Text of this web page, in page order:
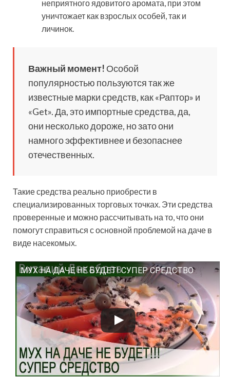
неприятного ядовитого аромата, при этом
уничтожает как взрослых особей, так и
личинок.
Важный момент! Особой
популярностью пользуются так же
известные марки средств, как «Раптор» и
«Get». Да, это импортные средства, да,
они несколько дороже, но зато они
намного эффективнее и безопаснее
отечественных.
Такие средства реально приобрести в
специализированных торговых точках. Эти средства
проверенные и можно рассчитывать на то, что они
помогут справиться с основной проблемой на даче в
виде насекомых.
МУХ НА ДАЧЕ НЕ БУДЕТ! СУПЕР СРЕДСТВО
Смотрите это видео на YouTube